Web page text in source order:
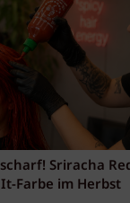
Sriracha
Farbe im Herbst